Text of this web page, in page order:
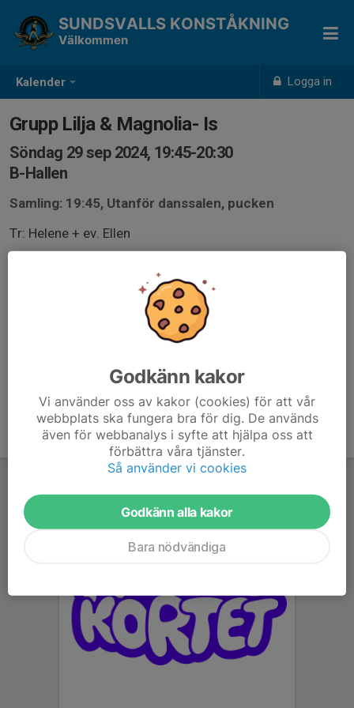
Kalender Logga in
SUNDSVALLS KONSTÅKNING
Välkommen
Grupp Lilja & Magnolia- Is
Söndag 29 sep 2024, 19:45-20:30
B-Hallen
Samling: 19:45, Utanför danssalen, pucken
Tr: Helene + ev. Ellen
Godkänn kakor
Vi använder oss av kakor (cookies) för att vår
webbplats ska fungera bra för dig. De används
även för webbanalys i syfte att hjälpa oss att
förbättra våra tjänster.
Så använder vi cookies
Godkänn alla kakor
Bara nödvändiga